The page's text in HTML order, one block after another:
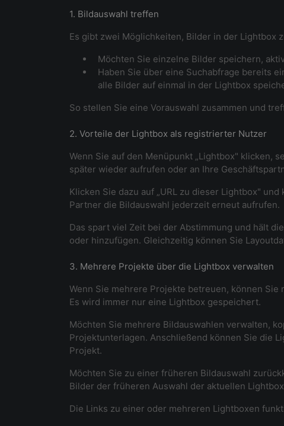
1. Bildauswahl treffen
Es gibt zwei Möglichkeiten, Bilder in der Lightbox
Möchten Sie einzelne Bilder speichern,
Haben Sie über eine Suchabfrage bereits
alle Bilder auf einmal in der Lightbox
So stellen Sie eine Vorauswahl zusammen und
2. Vorteile der Lightbox als registrierter Nutzer
Wenn Sie auf den Menüpunkt „Lightbox" klicken,
später wieder aufrufen oder an Ihre
Klicken Sie dazu auf „URL zu dieser Lightbox"
Partner die Bildauswahl jederzeit erneut aufrufen.
Das spart viel Zeit bei der Abstimmung und hält
oder hinzufügen. Gleichzeitig können Sie
3. Mehrere Projekte über die Lightbox verwalten
Wenn Sie mehrere Projekte betreuen, können
Es wird immer nur eine Lightbox gespeichert.
Möchten Sie mehrere Bildauswahlen verwalten,
Projektunterlagen. Anschließend können Sie die
Projekt.
Möchten Sie zu einer früheren Bildauswahl
Bilder der früheren Auswahl der aktuellen
Die Links zu einer oder mehreren Lightboxen